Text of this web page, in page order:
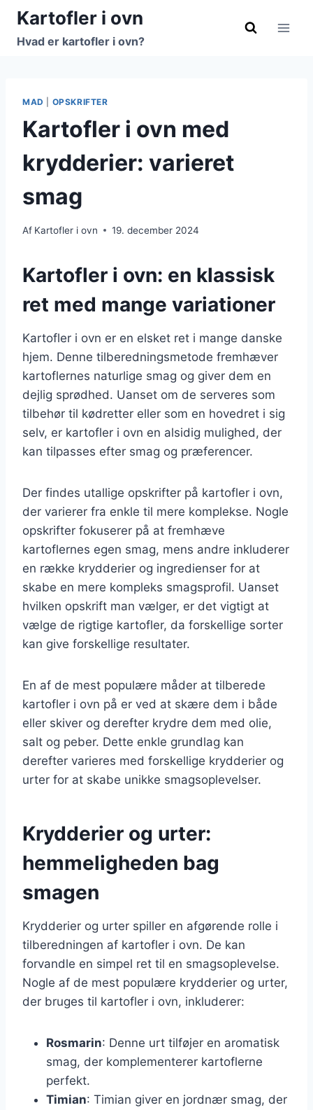
Fortsæt
indhold
Kartofler i ovn
Hvad er kartofler i ovn?
MAD OPSKRIFTER
Kartofler i ovn med
krydderier: varieret
smag
Af Kartofler i ovn 19. december 2024
Kartofler i ovn: en klassisk
ret med mange variationer
Kartofler i ovn er en elsket ret i mange danske
hjem. Denne tilberedningsmetode fremhæver
kartoflernes naturlige smag og giver dem en
dejlig sprødhed. Uanset om de serveres som
tilbehør til kødretter eller som en hovedret i sig
selv, er kartofler i ovn en alsidig mulighed, der
kan tilpasses efter smag og præferencer.
Der findes utallige opskrifter på kartofler i ovn,
der varierer fra enkle til mere komplekse. Nogle
opskrifter fokuserer på at fremhæve
kartoflernes egen smag, mens andre inkluderer
en række krydderier og ingredienser for at
skabe en mere kompleks smagsprofil. Uanset
hvilken opskrift man vælger, er det vigtigt at
vælge de rigtige kartofler, da forskellige sorter
kan give forskellige resultater.
En af de mest populære måder at tilberede
kartofler i ovn på er ved at skære dem i både
eller skiver og derefter krydre dem med olie,
salt og peber. Dette enkle grundlag kan
derefter varieres med forskellige krydderier og
urter for at skabe unikke smagsoplevelser.
Krydderier og urter:
hemmeligheden bag
smagen
Krydderier og urter spiller en afgørende rolle i
tilberedningen af kartofler i ovn. De kan
forvandle en simpel ret til en smagsoplevelse.
Nogle af de mest populære krydderier og urter,
der bruges til kartofler i ovn, inkluderer:
Rosmarin: Denne urt tilføjer en aromatisk
smag, der komplementerer kartoflerne
perfekt.
Timian: Timian giver en jordnær smag, der